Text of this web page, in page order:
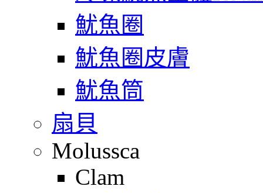
魷魚圈
魷魚圈皮膚
魷魚筒
扇貝
Molussca
Clam